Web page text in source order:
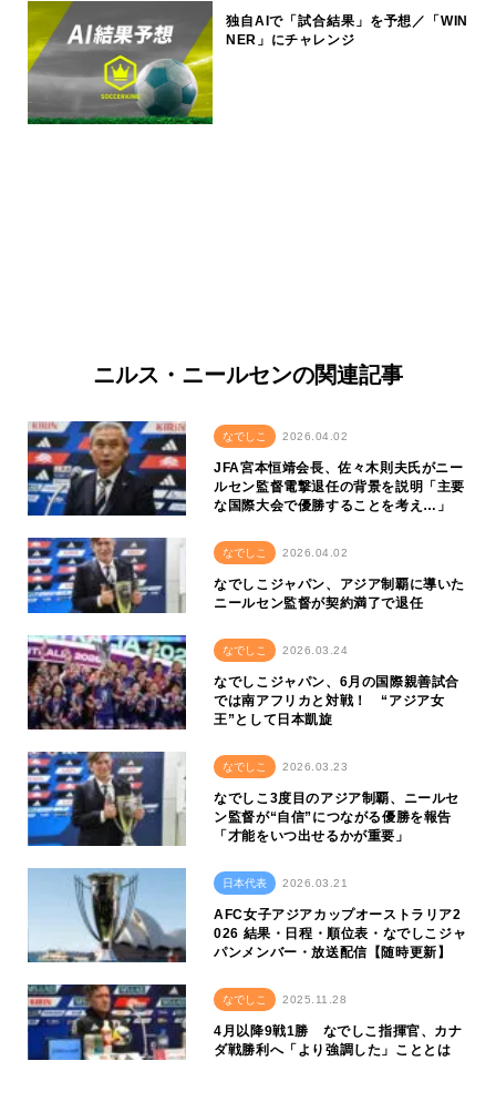
独自AIで「試合結果」を予想／「WIN
NER」にチャレンジ
ニルス・ニールセンの関連記事
なでしこ 2026.04.02
JFA宮本恒靖会長、佐々木則夫氏がニー
ルセン監督電撃退任の背景を説明「主要
な国際大会で優勝することを考え…」
なでしこ 2026.04.02
なでしこジャパン、アジア制覇に導いた
ニールセン監督が契約満了で退任
なでしこ 2026.03.24
なでしこジャパン、6月の国際親善試合
では南アフリカと対戦！ “アジア女
王”として日本凱旋
なでしこ 2026.03.23
なでしこ3度目のアジア制覇、ニールセ
ン監督が“自信”につながる優勝を報告
「才能をいつ出せるかが重要」
日本代表 2026.03.21
AFC女子アジアカップオーストラリア2
026 結果・日程・順位表・なでしこジャ
パンメンバー・放送配信【随時更新】
なでしこ 2025.11.28
4月以降9戦1勝 なでしこ指揮官、カナ
ダ戦勝利へ「より強調した」こととは